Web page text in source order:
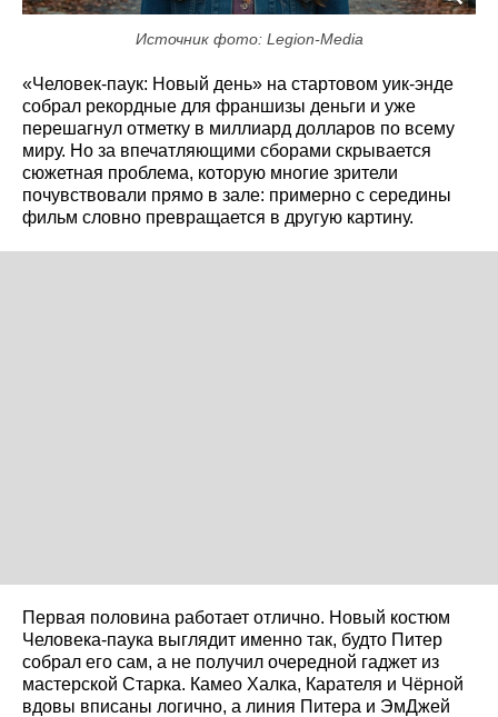
Источник фото: Legion-Media
«Человек-паук: Новый день» на стартовом уик-энде
собрал рекордные для франшизы деньги и уже
перешагнул отметку в миллиард долларов по всему
миру. Но за впечатляющими сборами скрывается
сюжетная проблема, которую многие зрители
почувствовали прямо в зале: примерно с середины
фильм словно превращается в другую картину.
Первая половина работает отлично. Новый костюм
Человека-паука выглядит именно так, будто Питер
собрал его сам, а не получил очередной гаджет из
мастерской Старка. Камео Халка, Карателя и Чёрной
вдовы вписаны логично, а линия Питера и ЭмДжей